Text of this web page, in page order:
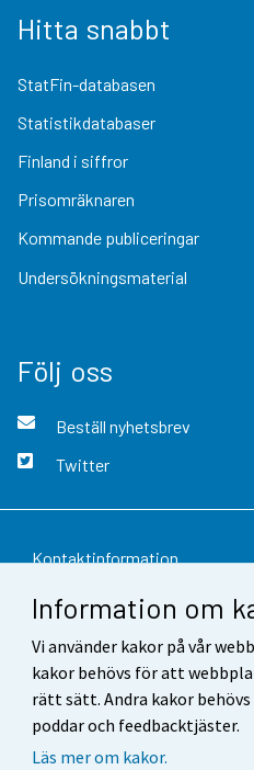
Information om
Vi använder kakor på vår
kakor behövs för att
rätt sätt. Andra kakor
poddar och feedbacktjäster.
Läs mer om kakor.
Hitta snabbt
StatFin-databasen
Statistikdatabaser
Finland i siffror
Prisomräknaren
Kommande publiceringar
Undersökningsmaterial
Följ oss
Beställ nyhetsbrev
Twitter
Kontaktinformation
Respons
Användarvillkor
Dataskydd
Tillgänglighet